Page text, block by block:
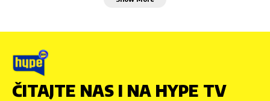
ČITAJTE NAS I NA HYPE TV